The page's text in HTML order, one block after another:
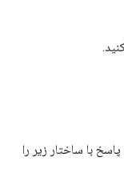
با ساختار زیر را